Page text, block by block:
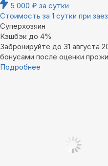
5 000 ₽ за сутки
Стоимость за 1 сутки при
Суперхозяин
Кэшбэк до 4%
Забронируйте до 31 августа
бонусами после оценки
Подробнее